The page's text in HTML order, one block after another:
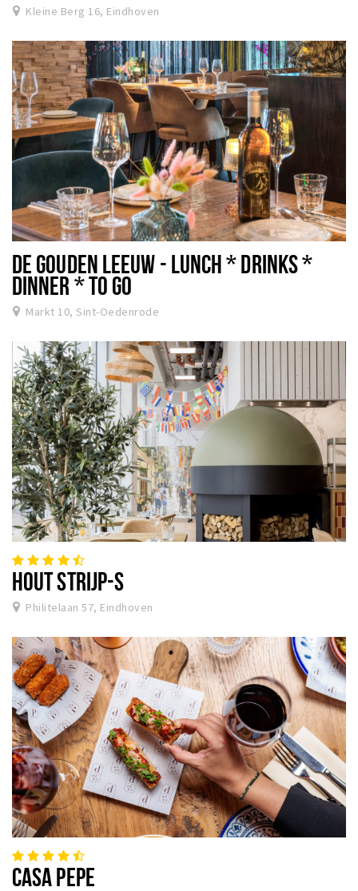
Kleine Berg 16, Eindhoven
DE GOUDEN LEEUW - LUNCH * DRINKS *
DINNER * TO GO
Markt 10, Sint-Oedenrode
HOUT STRIJP-S
Philitelaan 57, Eindhoven
CASA PEPE